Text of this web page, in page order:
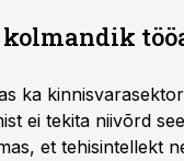
ka
ei tekita niivõrd
et tehisintellekt